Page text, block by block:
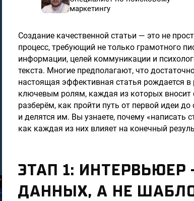
маркетингу
Создание качественной статьи — это не
процесс, требующий не только грамотного
информации, целей коммуникации и
текста. Многие предполагают, что
настоящая эффективная статья рождается в
ключевым ролям, каждая из которых
разберём, как пройти путь от первой идеи
и делятся им. Вы узнаете, почему «написать
как каждая из них влияет на конечный
ЭТАП 1:
ДАННЫХ, А НЕ